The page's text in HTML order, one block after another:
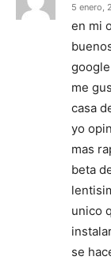
5 enero,
en mi
me
casa
yo
mas
beta
unico
se